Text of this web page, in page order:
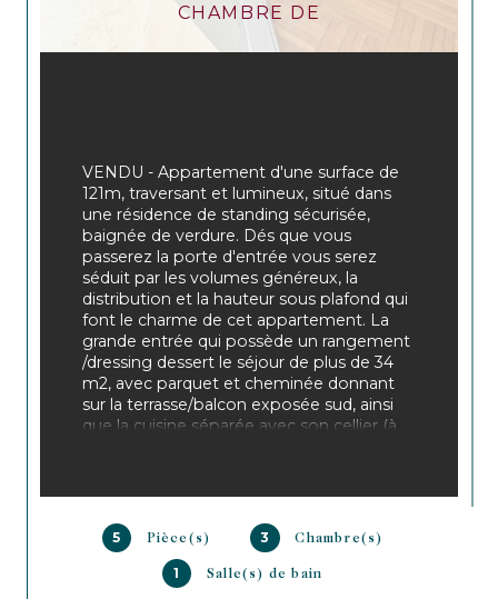
CHAMBRE DE
5 Pièce(s) 3 Chambre(s)
1 Salle(s) de bain
VENDU - Appartement d'une surface de
121m, traversant et lumineux, situé dans
une résidence de standing sécurisée,
baignée de verdure. Dés que vous
passerez la porte d'entrée vous serez
séduit par les volumes généreux, la
distribution et la hauteur sous plafond qui
font le charme de cet appartement. La
grande entrée qui possède un rangement
/dressing dessert le séjour de plus de 34
m2, avec parquet et cheminée donnant
sur la terrasse/balcon exposée sud, ainsi
que la cuisine séparée avec son cellier (à
parc arboré et sécurisé. Une place de
parking souterrain et une chambre de
service en rdc complètent ce bien de
grande qualité.